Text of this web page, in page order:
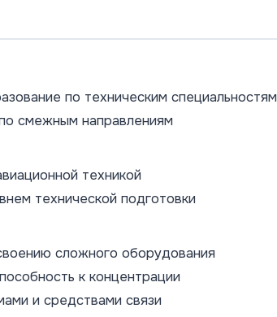
по техническим специальностям
смежным направлениям
техникой
технической подготовки
сложного оборудования
к концентрации
и средствами связи